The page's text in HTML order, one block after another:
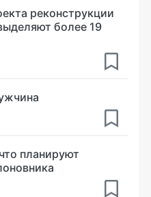
реконструкции
более 19
планируют